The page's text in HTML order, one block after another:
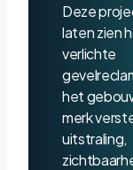
Deze
laten zien
verlichte
het
merk
uitstraling,